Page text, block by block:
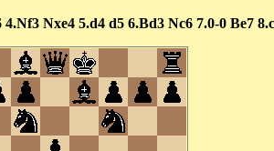
4.Nf3 Nxe4 5.d4 d5 6.Bd3 Nc6 7.0-0 Be7